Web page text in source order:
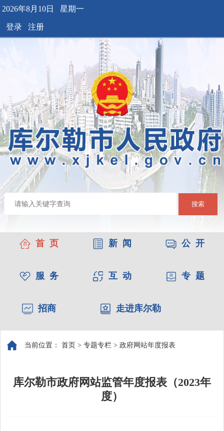
2026年8月10日 星期一
登录 注册
搜索
首 页 新 闻 公 开
服 务 互 动 专 题
招商 走进库尔勒
当前位置： 首页 > 专题专栏 > 政府网站年度报表
库尔勒市政府网站监管年度报表（2023年
度）